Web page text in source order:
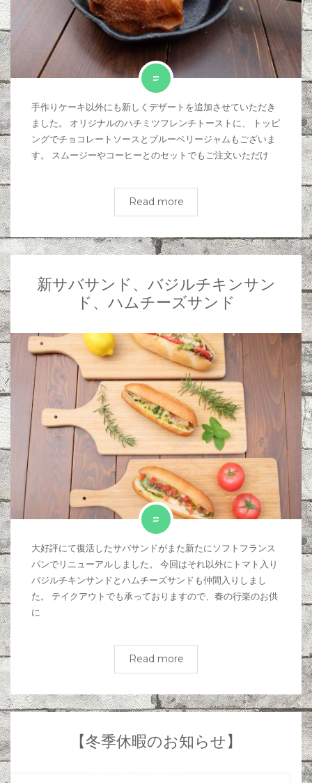
手作りケーキ以外にも新しくデザートを追加させていただき
ました。 オリジナルのハチミツフレンチトーストに、 トッピ
ングでチョコレートソースとブルーベリージャムもございま
す。 スムージーやコーヒーとのセットでもご注文いただけ
Read more
新サバサンド、バジルチキンサン
ド、ハムチーズサンド
大好評にて復活したサバサンドがまた新たにソフトフランス
パンでリニューアルしました。 今回はそれ以外にトマト入り
バジルチキンサンドとハムチーズサンドも仲間入りしまし
た。 テイクアウトでも承っておりますので、春の行楽のお供
に
Read more
【冬季休暇のお知らせ】